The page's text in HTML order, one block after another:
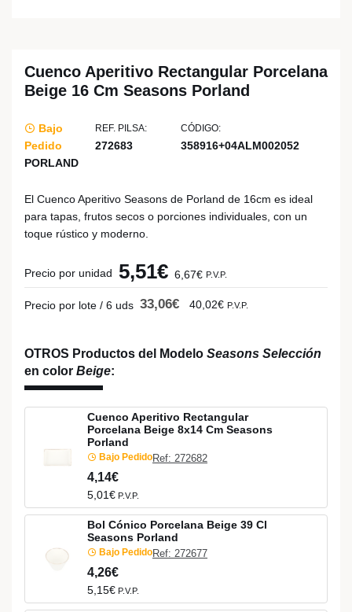
Cuenco Aperitivo Rectangular Porcelana
Beige 16 Cm Seasons Porland
Bajo
Pedido
REF. PILSA:
272683
CÓDIGO:
358916+04ALM002052
PORLAND
El Cuenco Aperitivo Seasons de Porland de 16cm es ideal
para tapas, frutos secos o porciones individuales, con un
toque rústico y moderno.
Precio por unidad 5,51€ 6,67€ P.V.P.
Precio por lote / 6 uds 33,06€ 40,02€ P.V.P.
OTROS Productos del Modelo Seasons Selección
en color Beige:
Cuenco Aperitivo Rectangular
Porcelana Beige 8x14 Cm Seasons
Porland
Bajo PedidoRef: 272682
4,14€
5,01€ P.V.P.
Bol Cónico Porcelana Beige 39 Cl
Seasons Porland
Bajo PedidoRef: 272677
4,26€
5,15€ P.V.P.